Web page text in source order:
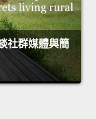
社群媒體與簡